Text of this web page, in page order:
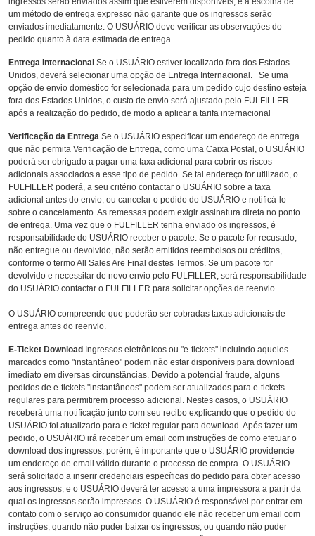
um método de entrega expresso não garante que os ingressos serão
enviados imediatamente. O USUÁRIO deve verificar as observações do
pedido quanto à data estimada de entrega.
Entrega Internacional Se o USUÁRIO estiver localizado fora dos Estados
Unidos, deverá selecionar uma opção de Entrega Internacional. Se uma
opção de envio doméstico for selecionada para um pedido cujo destino esteja
fora dos Estados Unidos, o custo de envio será ajustado pelo FULFILLER
após a realização do pedido, de modo a aplicar a tarifa internacional
Verificação da Entrega Se o USUÁRIO especificar um endereço de entrega
que não permita Verificação de Entrega, como uma Caixa Postal, o USUÁRIO
poderá ser obrigado a pagar uma taxa adicional para cobrir os riscos
adicionais associados a esse tipo de pedido. Se tal endereço for utilizado, o
FULFILLER poderá, a seu critério contactar o USUÁRIO sobre a taxa
adicional antes do envio, ou cancelar o pedido do USUÁRIO e notificá-lo
sobre o cancelamento. As remessas podem exigir assinatura direta no ponto
de entrega. Uma vez que o FULFILLER tenha enviado os ingressos, é
responsabilidade do USUÁRIO receber o pacote. Se o pacote for recusado,
não entregue ou devolvido, não serão emitidos reembolsos ou créditos,
conforme o termo All Sales Are Final destes Termos. Se um pacote for
devolvido e necessitar de novo envio pelo FULFILLER, será responsabilidade
do USUÁRIO contactar o FULFILLER para solicitar opções de reenvio.
O USUÁRIO compreende que poderão ser cobradas taxas adicionais de
entrega antes do reenvio.
E-Ticket Download Ingressos eletrônicos ou "e-tickets" incluindo aqueles
marcados como "instantâneo" podem não estar disponíveis para download
imediato em diversas circunstâncias. Devido a potencial fraude, alguns
pedidos de e-tickets "instantâneos" podem ser atualizados para e-tickets
regulares para permitirem processo adicional. Nestes casos, o USUÁRIO
receberá uma notificação junto com seu recibo explicando que o pedido do
USUÁRIO foi atualizado para e-ticket regular para download. Após fazer um
pedido, o USUÁRIO irá receber um email com instruções de como efetuar o
download dos ingressos; porém, é importante que o USUÁRIO providencie
um endereço de email válido durante o processo de compra. O USUÁRIO
será solicitado a inserir credenciais específicas do pedido para obter acesso
aos ingressos, e o USUÁRIO deverá ter acesso a uma impressora a partir da
qual os ingressos serão impressos. O USUÁRIO é responsável por entrar em
contato com o serviço ao consumidor quando ele não receber um email com
instruções, quando não puder baixar os ingressos, ou quando não puder